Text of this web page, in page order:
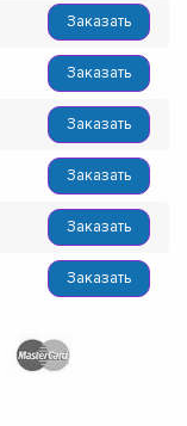
Заказать
Заказать
Заказать
Заказать
Заказать
Заказать